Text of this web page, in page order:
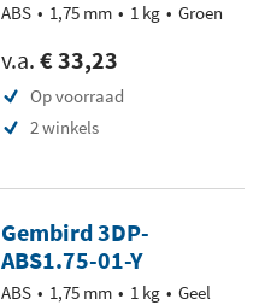
ABS 1,75 mm 1 kg Groen
v.a. € 33,23
Op voorraad
2 winkels
Gembird 3DP-
ABS1.75-01-Y
ABS 1,75 mm 1 kg Geel